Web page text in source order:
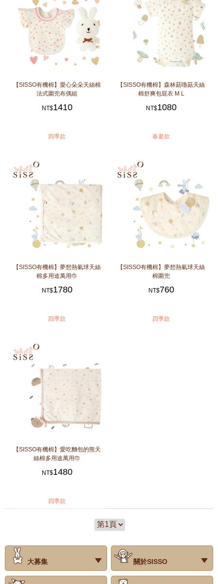
【SISSO有機棉】愛心朵朵天絲棉
法式圍兜布偶組
NT$1410
四季款
【SISSO有機棉】森林菇嚕菇天絲
棉舒爽包屁衣 M L
NT$1080
春夏款
【SISSO有機棉】夢想熱氣球天絲
棉多用途萬用巾
NT$1780
四季款
【SISSO有機棉】夢想熱氣球天絲
棉圍兜
NT$760
四季款
【SISSO有機棉】愛吃麵包的熊天
絲棉多用途萬用巾
NT$1480
四季款
大募集
‧試用評價
關於SISSO
‧公司簡介
‧品牌故事
‧會員辨法
‧最新消息
‧門市據點
‧公益捐款